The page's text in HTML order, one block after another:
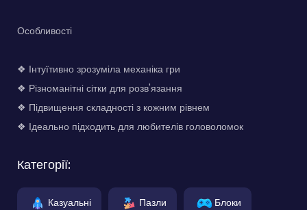
Особливості
❖ Інтуїтивно зрозуміла механіка гри
❖ Різноманітні сітки для розв'язання
❖ Підвищення складності з кожним рівнем
❖ Ідеально підходить для любителів головоломок
Категорії:
Казуальні Пазли Блоки